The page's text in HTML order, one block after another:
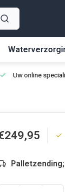
Uw online